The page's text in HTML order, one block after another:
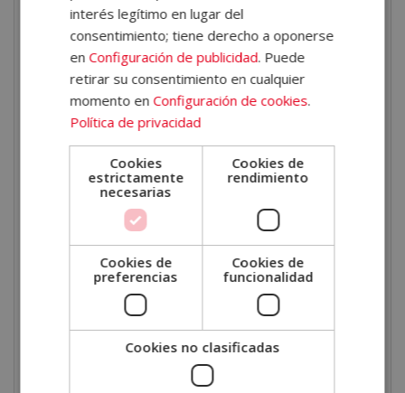
Experiencia real de un
entrenador personal en
ELBS
incluye webinars audiovisuales y entrevistas a
profesionales para que puedas potenciar tu
aprendizaje. Muestra de ello es la entrevista a un
entrenador personal en el que cuenta su experiencia
en el sector y la importancia de una formación
completa para lograr el máximo potencial. ¡No te lo
interés legítimo en lugar del
consentimiento; tiene derecho a oponerse
enConfiguración de publicidad. Puede
retirar su consentimiento en cualquier
momento enConfiguración de cookies.
Política de privacidad
Cookies
estrictamente
necesarias
Cookies de
rendimiento
Cookies de
preferencias
Cookies de
funcionalidad
Cookies no clasificadas